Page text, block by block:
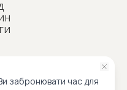
СТИЛІСТА
СУКНІ
забронювати час для